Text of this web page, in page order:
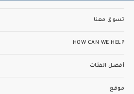
تسوق معنا
HOW CAN WE HELP
أفضل الفئات
موقع